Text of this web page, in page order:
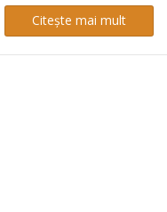
Citește mai mult